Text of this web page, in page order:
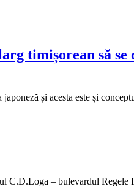
timișorean să se
și acesta este și
C.D.Loga – bulevardul